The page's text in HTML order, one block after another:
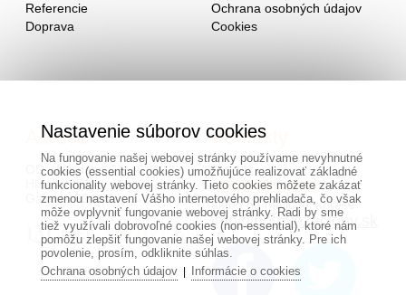
Referencie
Doprava
Ochrana osobných údajov
Cookies
Adresa
OD - Mladosť
Hlavná 951
Galanta 924 01
Kontakty
0940 091 999
alebo na mailovej adrese
info@hotovezaclony.sk
Nastavenie súborov cookies
Na fungovanie našej webovej stránky používame nevyhnutné
cookies (essential cookies) umožňujúce realizovať základné
funkcionality webovej stránky. Tieto cookies môžete zakázať
zmenou nastavení Vášho internetového prehliadača, čo však
môže ovplyvniť fungovanie webovej stránky. Radi by sme
tiež využívali dobrovoľné cookies (non-essential), ktoré nám
pomôžu zlepšiť fungovanie našej webovej stránky. Pre ich
povolenie, prosím, odkliknite súhlas.
Ochrana osobných údajov| Informácie o cookies